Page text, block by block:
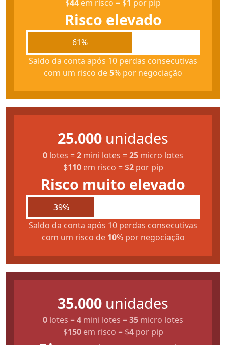
$44 em risco = $1 por pip
Risco elevado
61%
Saldo da conta após 10 perdas consecutivas
com um risco de5% por negociação
25.000 unidades
0 lotes =2 mini lotes =25 micro lotes
$110em risco = $2por pip
Risco muito elevado
39%
Saldo da conta após 10 perdas consecutivas
com um risco de 10% por negociação
35.000 unidades
0 lotes =4 mini lotes =35 micro lotes
$150em risco = $4por pip